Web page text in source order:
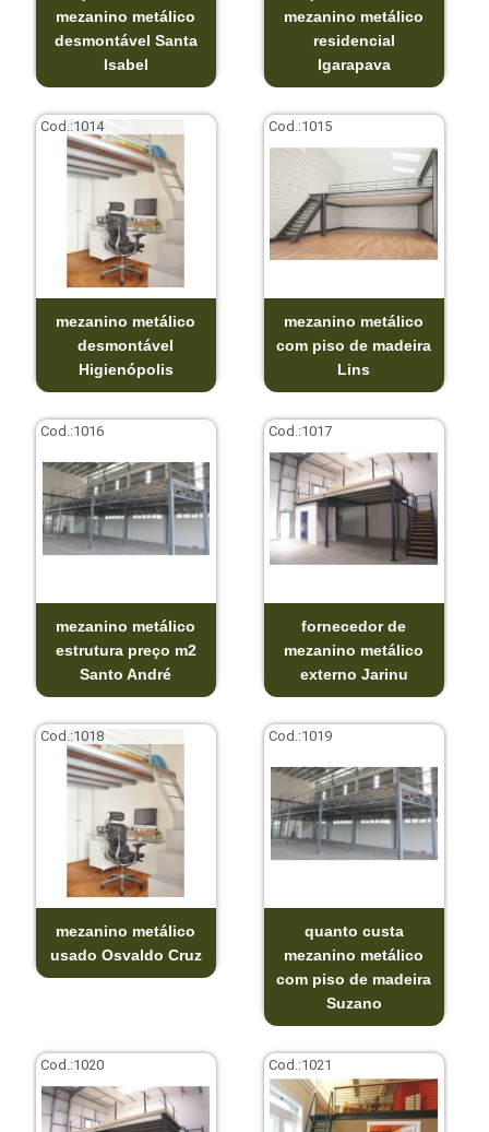
mezanino metálico
desmontável Santa
Isabel
mezanino metálico
residencial
Igarapava
Cod.:1014
mezanino metálico
desmontável
Higienópolis
Cod.:1015
mezanino metálico
com piso de madeira
Lins
Cod.:1016
mezanino metálico
estrutura preço m2
Santo André
Cod.:1017
fornecedor de
mezanino metálico
externo Jarinu
Cod.:1018
mezanino metálico
usado Osvaldo Cruz
Cod.:1019
quanto custa
mezanino metálico
com piso de madeira
Suzano
Cod.:1020 Cod.:1021